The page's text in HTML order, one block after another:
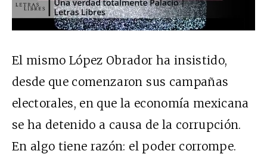
El mismo López Obrador ha insistido,
desde que comenzaron sus campañas
electorales, en que la economía mexicana
se ha detenido a causa de la corrupción.
En algo tiene razón: el poder corrompe.